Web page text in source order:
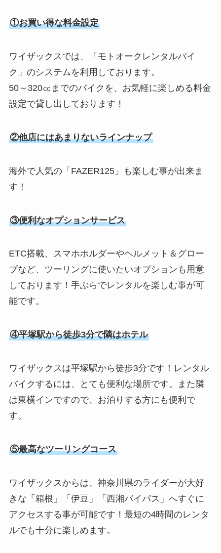
①お買い得な料金設定
ワイザックスでは、「モトオークレンタルバイ
ク」のシステムを利用しております。
50～320㏄までのバイクを、お気軽に楽しめる料金
設定で貸し出しております！
②他店にはあまりないラインナップ
海外で人気の「FAZER125」も楽しむ事が出来ま
す！
③便利なオプションサービス
ETC搭載、スマホホルダーやヘルメット＆グロー
ブなど、ツーリングに使いたいオプションも用意
しております！手ぶらでレンタルを楽しむ事が可
能です。
④平塚駅から徒歩3分で隣はホテル
ワイザックスは平塚駅から徒歩3分です！レンタル
バイクするには、とても便利な場所です。また隣
は東横インですので、お泊りする方にも便利で
す。
⑤最高なツーリングコース
ワイザックスからは、神奈川県のライダーが大好
きな「箱根」「伊豆」「西湘バイパス」へすぐに
アクセスする事が可能です！最短の4時間のレンタ
ルでも十分に楽しめます。